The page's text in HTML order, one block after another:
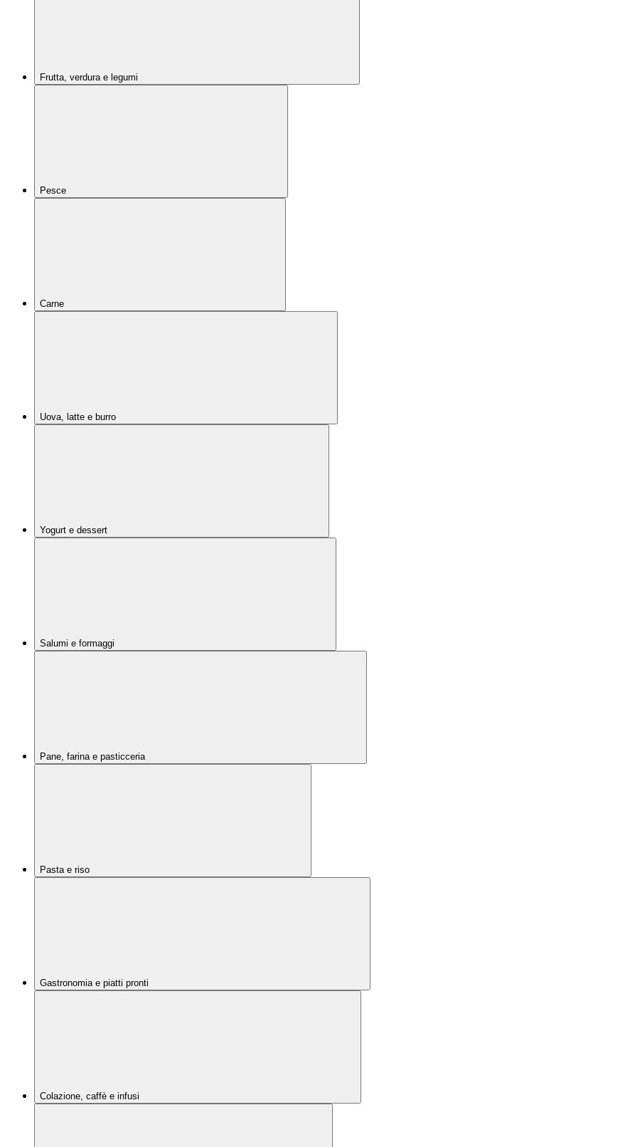
Frutta, verdura e legumi
Pesce
Carne
Uova, latte e burro
Yogurt e dessert
Salumi e formaggi
Pane, farina e pasticceria
Pasta e riso
Gastronomia e piatti pronti
Colazione, caffè e infusi